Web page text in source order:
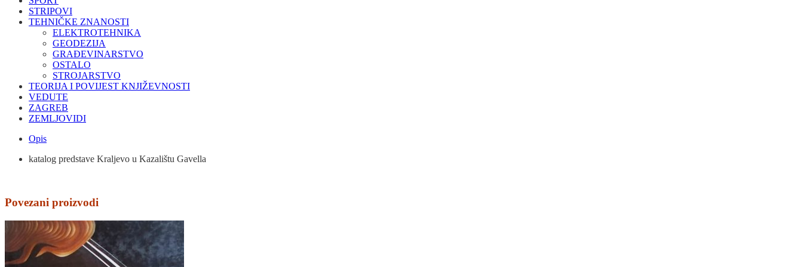
STRIPOVI
TEHNIČKE ZNANOSTI
ELEKTROTEHNIKA
GEODEZIJA
GRAĐEVINARSTVO
OSTALO
STROJARSTVO
TEORIJA I POVIJEST KNJIŽEVNOSTI
VEDUTE
ZAGREB
ZEMLJOVIDI
Opis
katalog predstave Kraljevo u Kazalištu Gavella
Povezani proizvodi